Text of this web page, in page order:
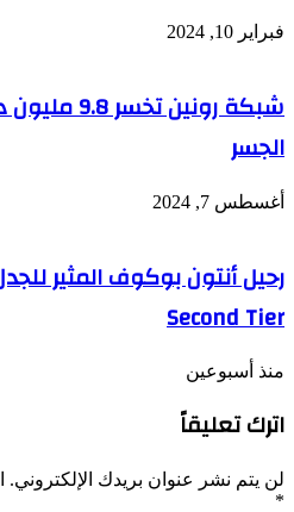
فبراير 10, 2024
الجسر
أغسطس 7, 2024
Second Tier
منذ أسبوعين
اترك تعليقاً
لن يتم نشر عنوان بريدك الإلكتروني.
*